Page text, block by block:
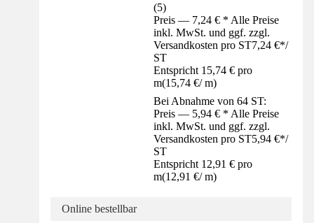
(5)
Preis — 7,24 € * Alle Preise
inkl. MwSt. und ggf. zzgl.
Versandkosten pro ST7,24 €*/
ST
Entspricht 15,74 € pro
m(15,74 €/ m)
Bei Abnahme von 64 ST:
Preis — 5,94 € * Alle Preise
inkl. MwSt. und ggf. zzgl.
Versandkosten pro ST5,94 €*/
ST
Entspricht 12,91 € pro
m(12,91 €/ m)
Online bestellbar